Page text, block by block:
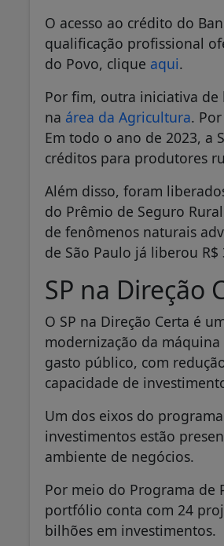
O acesso ao crédito do
qualificação profissional
do Povo, clique aqui.
Por fim, outra iniciativa de
na área da Agricultura.
Em todo o ano de 2023, a
créditos para produtores
Além disso, foram
do Prêmio de Seguro
de fenômenos naturais
de São Paulo já liberou
SP na Direção
O SP na Direção Certa é
modernização da
gasto público, com
capacidade de
Um dos eixos do
investimentos estão
ambiente de negócios.
Por meio do Programa de
portfólio conta com 24
bilhões em investimentos.